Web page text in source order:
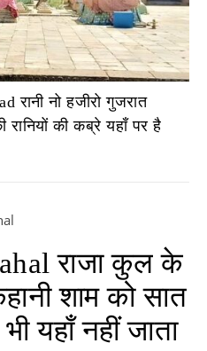
नो हजीरो गुजरात
की कब्रे यहाँ पर है
राजा कुल के
शाम को सात
यहाँ नहीं जाता